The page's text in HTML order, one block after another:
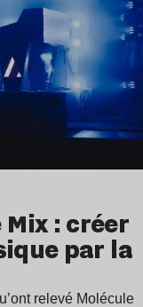
: créer
par la
relevé Molécule